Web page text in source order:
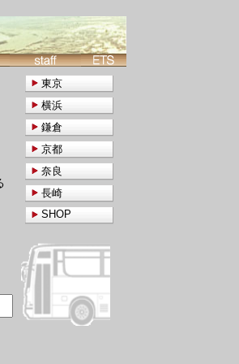
東京
横浜
鎌倉
京都
奈良
長崎
SHOP